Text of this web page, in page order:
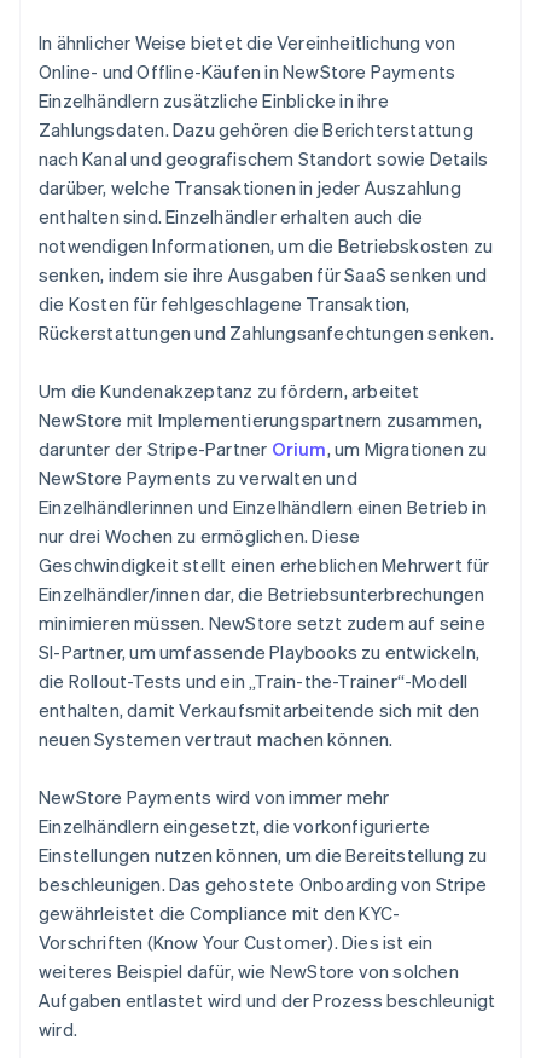
In ähnlicher Weise bietet die Vereinheitlichung von
Online- und Offline-Käufen in NewStore Payments
Einzelhändlern zusätzliche Einblicke in ihre
Zahlungsdaten. Dazu gehören die Berichterstattung
nach Kanal und geografischem Standort sowie Details
darüber, welche Transaktionen in jeder Auszahlung
enthalten sind. Einzelhändler erhalten auch die
notwendigen Informationen, um die Betriebskosten zu
senken, indem sie ihre Ausgaben für SaaS senken und
die Kosten für fehlgeschlagene Transaktion,
Rückerstattungen und Zahlungsanfechtungen senken.
Um die Kundenakzeptanz zu fördern, arbeitet
NewStore mit Implementierungspartnern zusammen,
darunter der Stripe-Partner Orium, um Migrationen zu
NewStore Payments zu verwalten und
Einzelhändlerinnen und Einzelhändlern einen Betrieb in
nur drei Wochen zu ermöglichen. Diese
Geschwindigkeit stellt einen erheblichen Mehrwert für
Einzelhändler/innen dar, die Betriebsunterbrechungen
minimieren müssen. NewStore setzt zudem auf seine
SI-Partner, um umfassende Playbooks zu entwickeln,
die Rollout-Tests und ein „Train-the-Trainer“-Modell
enthalten, damit Verkaufsmitarbeitende sich mit den
neuen Systemen vertraut machen können.
NewStore Payments wird von immer mehr
Einzelhändlern eingesetzt, die vorkonfigurierte
Einstellungen nutzen können, um die Bereitstellung zu
beschleunigen. Das gehostete Onboarding von Stripe
gewährleistet die Compliance mit den KYC-
Vorschriften (Know Your Customer). Dies ist ein
weiteres Beispiel dafür, wie NewStore von solchen
Aufgaben entlastet wird und der Prozess beschleunigt
wird.